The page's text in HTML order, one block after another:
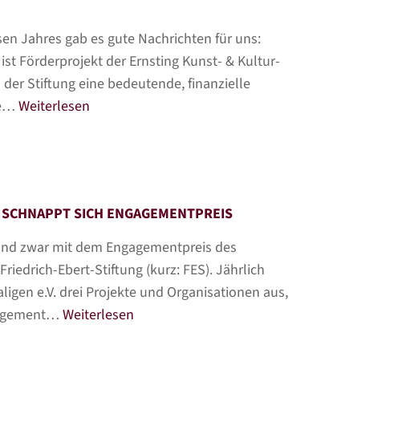
Jahres gab es gute Nachrichten für uns:
Förderprojekt der Ernsting Kunst- & Kultur-
Stiftung eine bedeutende, finanzielle
Weiterlesen
SICH ENGAGEMENTPREIS
zwar mit dem Engagementpreis des
Ebert-Stiftung (kurz: FES). Jährlich
e.V. drei Projekte und Organisationen aus,
Weiterlesen